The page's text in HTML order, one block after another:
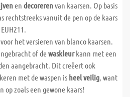
en decorerenvan kaarsen. Op basis
rechtstreeks vanuit de pen op de kaars
EUH211.
het versieren van blanco kaarsen.
of dewaskleurkann met een
aangebracht. Dit creëert ook
met de waspen is heel veilig, want
op zoals een gewone kaars!